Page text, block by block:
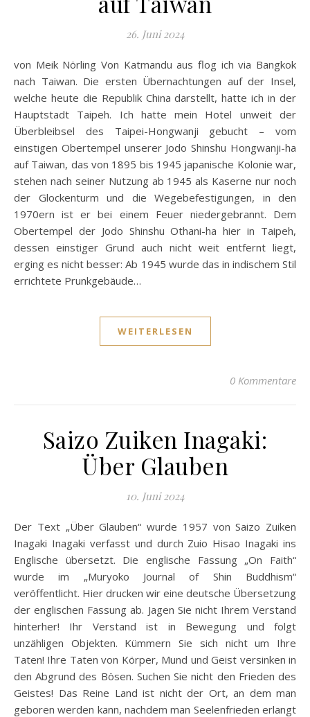
26. Juni 2024
von Meik Nörling Von Katmandu aus flog ich via Bangkok
nach Taiwan. Die ersten Übernachtungen auf der Insel,
welche heute die Republik China darstellt, hatte ich in der
Hauptstadt Taipeh. Ich hatte mein Hotel unweit der
Überbleibsel des Taipei-Hongwanji gebucht – vom
einstigen Obertempel unserer Jodo Shinshu Hongwanji-ha
auf Taiwan, das von 1895 bis 1945 japanische Kolonie war,
stehen nach seiner Nutzung ab 1945 als Kaserne nur noch
der Glockenturm und die Wegebefestigungen, in den
1970ern ist er bei einem Feuer niedergebrannt. Dem
Obertempel der Jodo Shinshu Othani-ha hier in Taipeh,
dessen einstiger Grund auch nicht weit entfernt liegt,
erging es nicht besser: Ab 1945 wurde das in indischem Stil
errichtete Prunkgebäude…
WEITERLESEN
0 Kommentare
Saizo Zuiken Inagaki:
Über Glauben
10. Juni 2024
Der Text „Über Glauben“ wurde 1957 von Saizo Zuiken
Inagaki Inagaki verfasst und durch Zuio Hisao Inagaki ins
Englische übersetzt. Die englische Fassung „On Faith“
wurde im „Muryoko Journal of Shin Buddhism“
veröffentlicht. Hier drucken wir eine deutsche Übersetzung
der englischen Fassung ab. Jagen Sie nicht Ihrem Verstand
hinterher! Ihr Verstand ist in Bewegung und folgt
unzähligen Objekten. Kümmern Sie sich nicht um Ihre
Taten! Ihre Taten von Körper, Mund und Geist versinken in
den Abgrund des Bösen. Suchen Sie nicht den Frieden des
Geistes! Das Reine Land ist nicht der Ort, an dem man
geboren werden kann, nachdem man Seelenfrieden erlangt